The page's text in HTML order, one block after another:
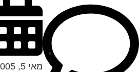
מאי 5, 2005